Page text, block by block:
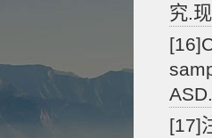
究.
[17]